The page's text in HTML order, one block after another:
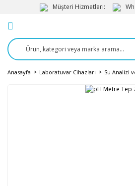
Müşteri Hizmetleri:
Anasayfa Laboratuvar Cihazları Su Analizi